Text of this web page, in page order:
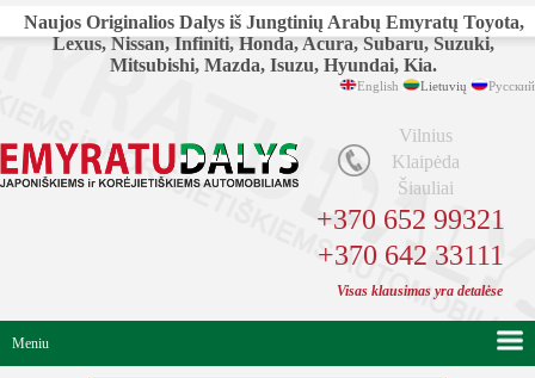
Naujos Originalios Dalys iš Jungtinių Arabų Emyratų Toyota,
Lexus, Nissan, Infiniti, Honda, Acura, Subaru, Suzuki,
Mitsubishi, Mazda, Isuzu, Hyundai, Kia.
English Lietuvių Русский
Vilnius
Klaipėda
Šiauliai
+370 652 99321
+370 642 33111
Visas klausimas yra detalėse
Meniu